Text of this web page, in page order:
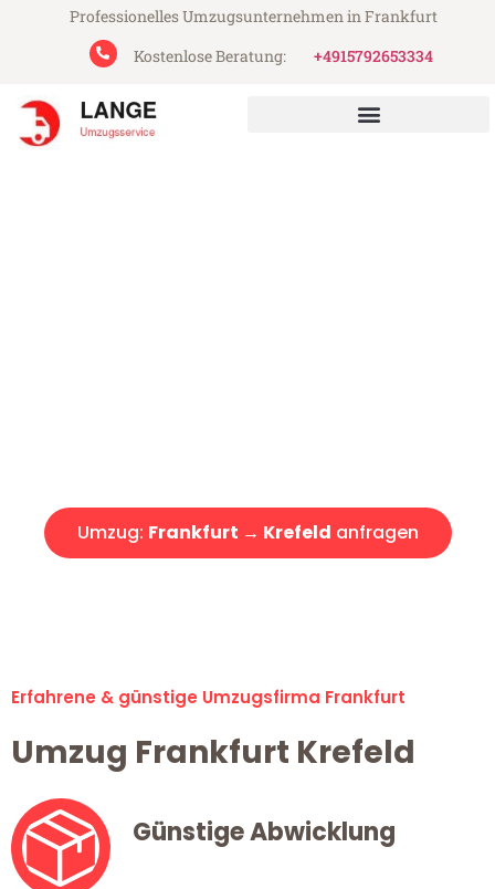
Professionelles Umzugsunternehmen in Frankfurt
Kostenlose Beratung:
+4915792653334
Umzug: Frankfurt → Krefeld anfragen
Erfahrene & günstige Umzugsfirma Frankfurt
Umzug Frankfurt Krefeld
Günstige Abwicklung